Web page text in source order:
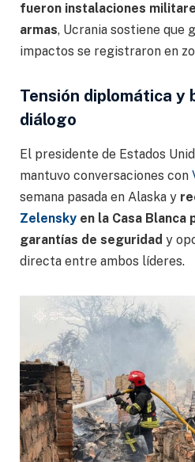
fueron instalaciones
armas, Ucrania sostiene que
impactos se registraron en
Tensión diplomática y
diálogo
El presidente de Estados
mantuvo conversaciones con
semana pasada en Alaska y
Zelensky en la Casa
garantías de seguridad y
directa entre ambos líderes.